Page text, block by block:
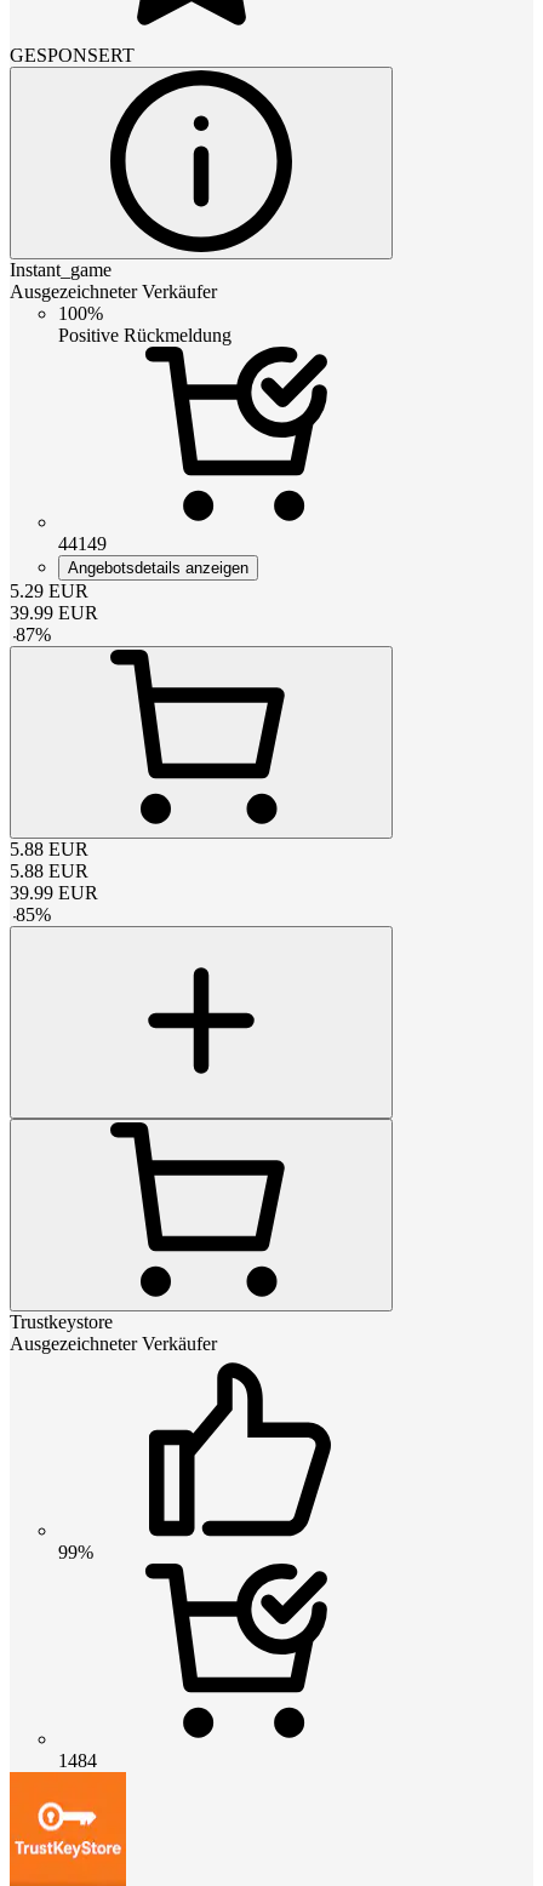
GESPONSERT
Instant_game
Ausgezeichneter Verkäufer
100%
Positive Rückmeldung
44149
Angebotsdetails anzeigen
5.29 EUR
39.99 EUR
-87%
5.88 EUR
5.88 EUR
39.99 EUR
-85%
Trustkeystore
Ausgezeichneter Verkäufer
99%
1484